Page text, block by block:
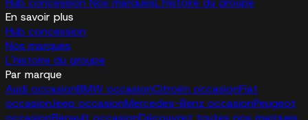
En savoir plus
Hub concession
Nos marques
L'histoire du groupe
Par marque
Audi occasionBMW occasionCitroën occasionFiat
occasionJeep occasionMercedes-Benz occasionPeugeot